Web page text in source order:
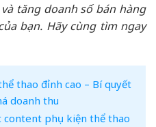
tăng doanh số bán hàng
bạn. Hãy cùng tìm ngay
thao đỉnh cao – Bí quyết
doanh thu
content phụ kiện thể thao